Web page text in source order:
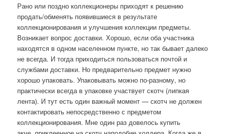
Рано или поздно коллекционеры приходят к решению
продать/обменять появившиеся в результате
коллекционирования и улучшения коллекции предметы.
Возникает вопрос доставки. Хорошо, если оба участника
находятся в одном населенном пункте, но так бывает далеко
не всегда. И тогда приходиться пользоваться почтой и
службами доставки. Но предварительно предмет нужно
хорошо упаковать.Упаковывать можно по-разному, но
практически всегда в упаковке участвует скотч (липкая
лента). И тут есть один важный момент — скотч не должен
контактировать непосредственно с предметом
коллекционирования. Мне один раз довелось купить